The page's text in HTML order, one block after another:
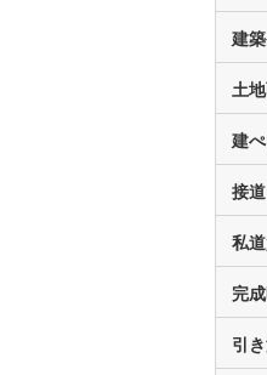
建
土
建
接道
私
完
引